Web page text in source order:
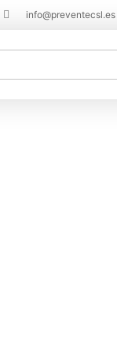
info@preventecsl.es